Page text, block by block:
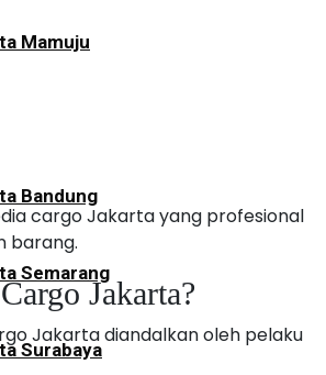
Mamuju
Bandung
Semarang
Surabaya
cargo Jakarta yang profesional
barang.
Jakarta?
Jakarta diandalkan oleh pelaku